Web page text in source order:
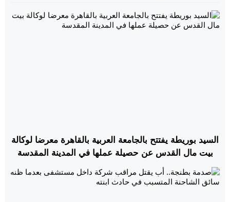
السيد بوريطة يفتتح بالجامعة العربية بالقاهرة معرضا لوكالة
بيت مال القدس عن حصيلة عملها في المدينة المقدسة